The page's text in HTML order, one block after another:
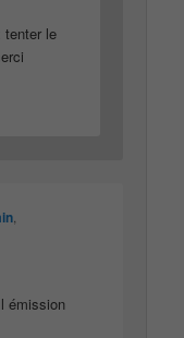
tenter le
émission